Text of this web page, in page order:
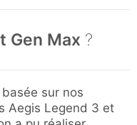
Gen Max ?
sur nos
Aegis Legend 3 et